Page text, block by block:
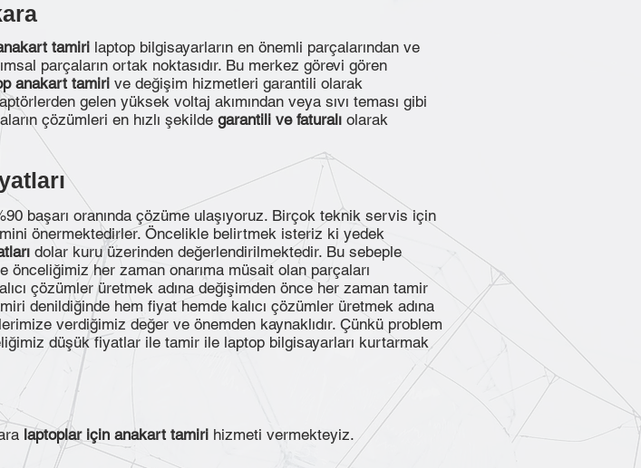
tamiri laptop bilgisayarların en önemli parçalarından ve
parçaların ortak noktasıdır. Bu merkez görevi gören
anakart tamiri ve değişim hizmetleri garantili olarak
gelen yüksek voltaj akımından veya sıvı teması gibi
çözümleri en hızlı şekilde garantili ve faturalı olarak
başarı oranında çözüme ulaşıyoruz. Birçok teknik servis için
önermektedirler. Öncelikle belirtmek isteriz ki yedek
dolar kuru üzerinden değerlendirilmektedir. Bu sebeple
önceliğimiz her zaman onarıma müsait olan parçaları
çözümler üretmek adına değişimden önce her zaman tamir
denildiğinde hem fiyat hemde kalıcı çözümler üretmek adına
verdiğimiz değer ve önemden kaynaklıdır. Çünkü problem
düşük fiyatlar ile tamir ile laptop bilgisayarları kurtarmak
laptoplar için anakart tamiri hizmeti vermekteyiz.